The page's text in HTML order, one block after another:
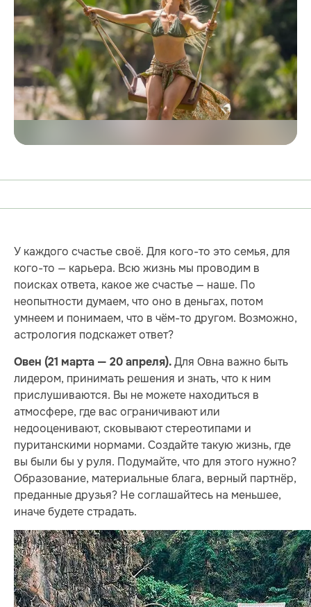
У каждого счастье своё. Для кого-то это семья, для
кого-то — карьера. Всю жизнь мы проводим в
поисках ответа, какое же счастье — наше. По
неопытности думаем, что оно в деньгах, потом
умнеем и понимаем, что в чём-то другом. Возможно,
астрология подскажет ответ?
Овен (21 марта — 20 апреля). Для Овна важно быть
лидером, принимать решения и знать, что к ним
прислушиваются. Вы не можете находиться в
атмосфере, где вас ограничивают или
недооценивают, сковывают стереотипами и
пуританскими нормами. Создайте такую жизнь, где
вы были бы у руля. Подумайте, что для этого нужно?
Образование, материальные блага, верный партнёр,
преданные друзья? Не соглашайтесь на меньшее,
иначе будете страдать.